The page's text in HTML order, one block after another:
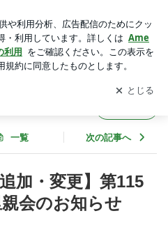
ｽｷｭｰﾈｯﾄﾜｰｸ
グの更新通知
を受け取りまし
開く
一覧 次の記事へ
加・変更】第115
会のお知らせ